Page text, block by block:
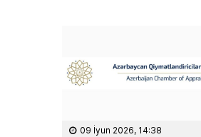
09 İyun 2026, 14:38